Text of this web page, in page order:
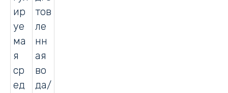
ир
уе
ма
я
ср
ед
тов
ле
нн
ая
во
да/